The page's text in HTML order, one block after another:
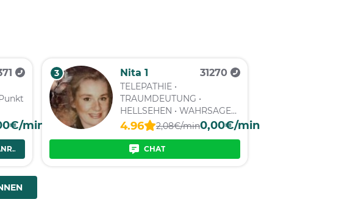
min
3 Nita 1 31270
TELEPATHIE •
TRAUMDEUTUNG •
HELLSEHEN • WAHRSAGEN
• KARTENLEGEN
4.96 2,08€/min0,00€/min
CHAT